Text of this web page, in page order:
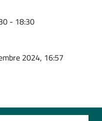
- 18:30
2024, 16:57